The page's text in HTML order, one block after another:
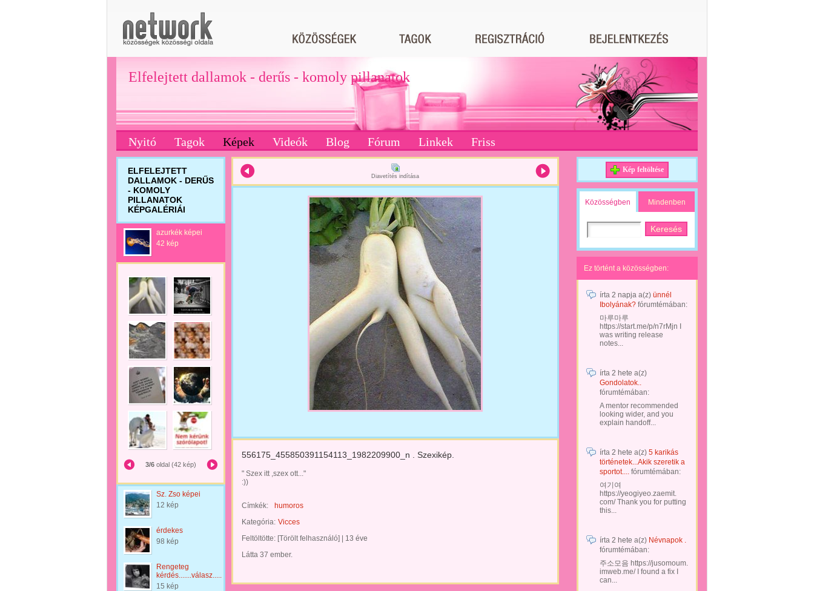
Elfelejtett dallamok - derűs - komoly pillanatok
Nyitó Tagok Képek Videók Blog Fórum Linkek Friss
ELFELEJTETT
DALLAMOK - DERŰS
- KOMOLY
PILLANATOK
KÉPGALÉRIÁI
azurkék képei
42 kép
3/6 oldal (42 kép)
Sz. Zso képei
12 kép
érdekes
98 kép
Rengeteg
kérdés.......válasz.....
15 kép
Diavetítés indítása
556175_455850391154113_1982209900_n . Szexikép.
" Szex itt ,szex ott..."
:))
Címkék:
humoros
Kategória: Vicces
Feltöltötte: [Törölt felhasználó]
13 éve
Látta 37 ember.
Kép feltöltése
Közösségben Mindenben
Ez történt a közösségben:
írta 2 napja a(z) ünnél
Ibolyának? fórumtémában:
마루마루
https://start.me/p/n7rMjn I
was writing release
notes...
írta 2 hete a(z)
Gondolatok..
fórumtémában:
A mentor recommended
looking wider, and you
explain handoff...
írta 2 hete a(z) 5 karikás
történetek...Akik szeretik a
sportot.... fórumtémában:
여기여
https://yeogiyeo.zaemit.
com/ Thank you for putting
this...
írta 2 hete a(z) Névnapok .
fórumtémában:
주소모음 https://jusomoum.
imweb.me/ I found a fix I
can...